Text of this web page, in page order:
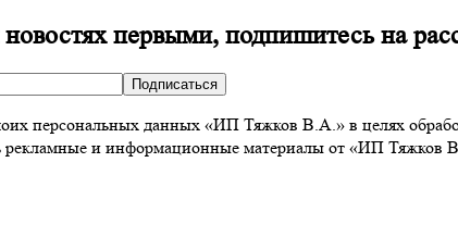
первыми, подпишитесь на
персональных данных «ИП Тяжков В.А.» в целях
рекламные и информационные материалы от «ИП Тяжков